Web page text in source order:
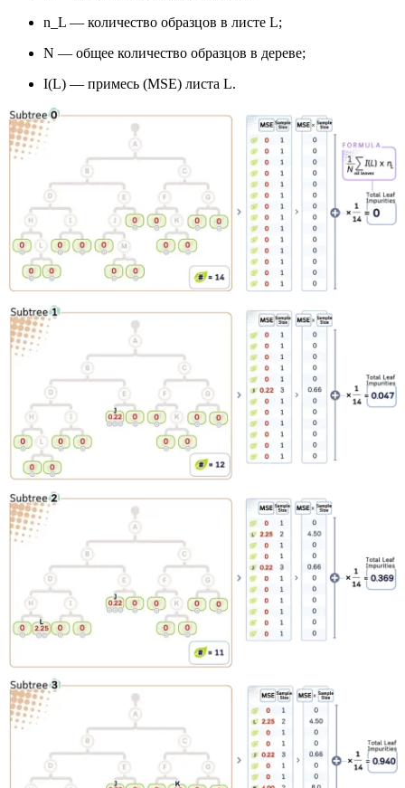
n_L — количество образцов в листе L;
N — общее количество образцов в дереве;
I(L) — примесь (MSE) листа L.